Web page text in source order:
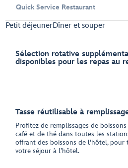
Quick Service Restaurant
Petit déjeunerDîner et souper
Sélection rotative
disponibles pour les repas au
Tasse réutilisable à
Profitez de remplissages de
café et de thé dans toutes les
offrant des boissons de l'hôtel, pour
votre séjour à l’hôtel.